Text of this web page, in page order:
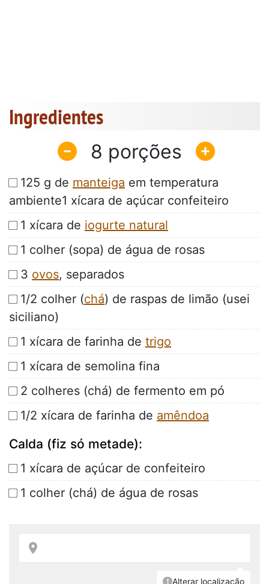
Ingredientes
8
125 g de manteiga em temperatura
ambiente1 xícara de açúcar confeiteiro
1 xícara de iogurte natural
1 colher (sopa) de água de rosas
3 ovos, separados
1/2 colher (chá) de raspas de limão (usei
siciliano)
1 xícara de farinha de trigo
1 xícara de semolina fina
2 colheres (chá) de fermento em pó
1/2 xícara de farinha de amêndoa
Calda (fiz só metade):
1 xícara de açúcar de confeiteiro
1 colher (chá) de água de rosas